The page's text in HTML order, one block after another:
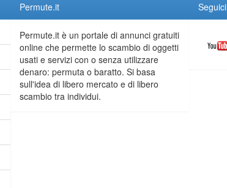
Permute.it
Permute.it è un portale di annunci gratuiti
online che permette lo scambio di oggetti
usati e servizi con o senza utilizzare
denaro: permuta o baratto. Si basa
sull'idea di libero mercato e di libero
scambio tra individui.
Seguici